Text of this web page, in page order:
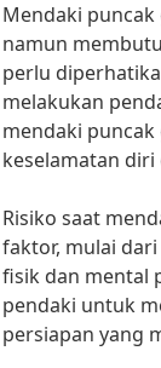
Mendaki
namun
perlu
melakukan
mendaki
keselamatan
Risiko saat
faktor, mulai
fisik dan mental
pendaki untuk
persiapan yang